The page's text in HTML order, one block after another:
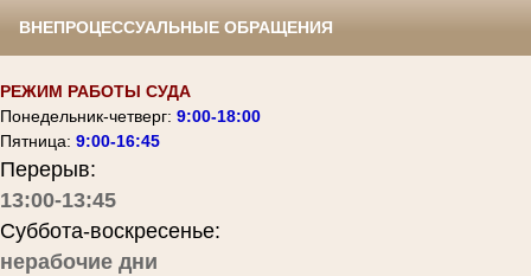
ВНЕПРОЦЕССУАЛЬНЫЕ ОБРАЩЕНИЯ
РЕЖИМ РАБОТЫ СУДА
Понедельник-четверг: 9:00-18:00
Пятница: 9:00-16:45
Перерыв:
13:00-13:45
Суббота-воскресенье:
нерабочие дни